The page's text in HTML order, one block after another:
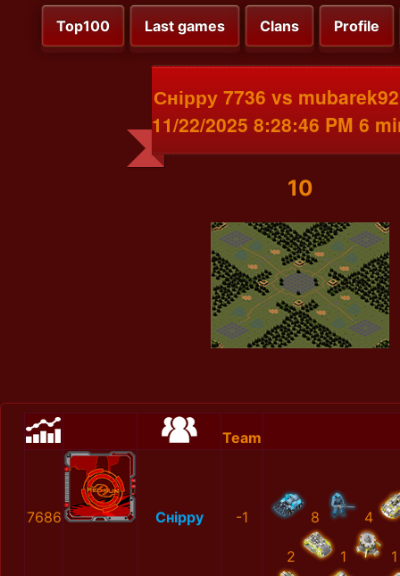
Top100 Last games Clans Profile
Снірру 7736 vs
11/22/2025 8:28:46 PM 6
10
Team
7686 Снірру -1 8 4
2 1 1